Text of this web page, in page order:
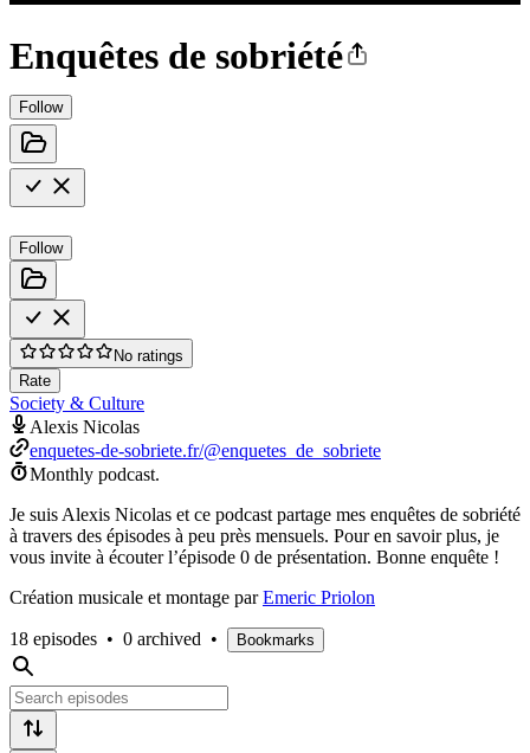
Enquêtes de sobriété
Follow
Follow
No ratings
Rate
Society & Culture
Alexis Nicolas
enquetes-de-sobriete.fr/@enquetes_de_sobriete
Monthly podcast.
Je suis Alexis Nicolas et ce podcast partage mes enquêtes de sobriété
à travers des épisodes à peu près mensuels. Pour en savoir plus, je
vous invite à écouter l’épisode 0 de présentation. Bonne enquête !
Création musicale et montage parEmeric Priolon
18 episodes • 0 archived • Bookmarks